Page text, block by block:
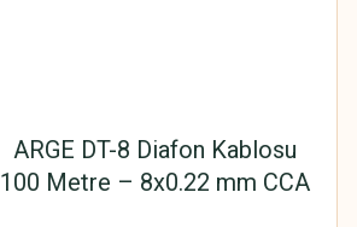
ARGE DT-8 Diafon Kablosu
100 Metre – 8x0.22 mm CCA